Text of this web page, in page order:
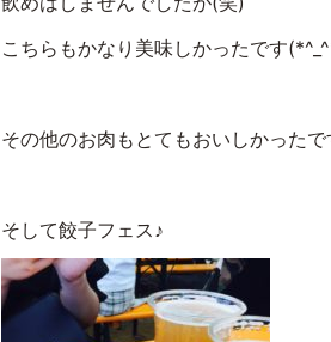
こちらもかなり美味しかったです
その他のお肉もとてもおいしかった
そして餃子フェス♪